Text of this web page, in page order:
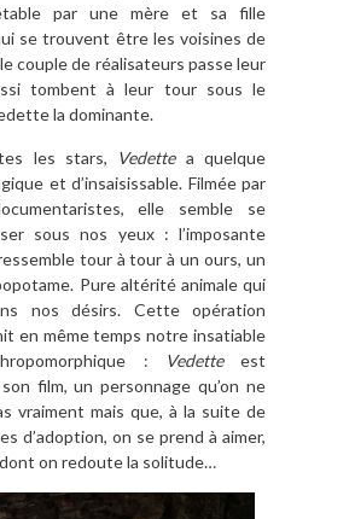
par une mère et sa fille
se trouvent être les voisines de
couple de réalisateurs passe leur
tombent à leur tour sous le
la dominante.
les stars, Vedette a quelque
et d’insaisissable. Filmée par
elle semble se
sous nos yeux : l’imposante
tour à tour à un ours, un
Pure altérité animale qui
nos désirs. Cette opération
en même temps notre insatiable
:
Vedette est
film, un personnage qu’on ne
vraiment mais que, à la suite de
d’adoption, on se prend à aimer,
on redoute la solitude…